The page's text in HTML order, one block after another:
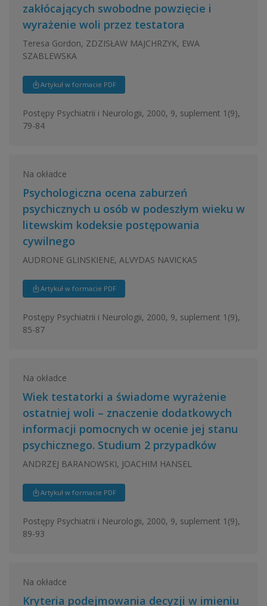
zakłócających swobodne powzięcie i
wyrażenie woli przez testatora
Teresa Gordon, ZDZISŁAW MAJCHRZYK, EWA
SZABLEWSKA
Artykuł w formacie PDF
Postępy Psychiatrii i Neurologii, 2000, 9, suplement 1(9),
79-84
Na okładce
Psychologiczna ocena zaburzeń
psychicznych u osób w podeszłym wieku w
litewskim kodeksie postępowania
cywilnego
AUDRONE GLINSKIENE, ALVYDAS NAVICKAS
Artykuł w formacie PDF
Postępy Psychiatrii i Neurologii, 2000, 9, suplement 1(9),
85-87
Na okładce
Wiek testatorki a świadome wyrażenie
ostatniej woli – znaczenie dodatkowych
informacji pomocnych w ocenie jej stanu
psychicznego. Studium 2 przypadków
ANDRZEJ BARANOWSKI, JOACHIM HANSEL
Artykuł w formacie PDF
Postępy Psychiatrii i Neurologii, 2000, 9, suplement 1(9),
89-93
Na okładce
Kryteria podejmowania decyzji w imieniu